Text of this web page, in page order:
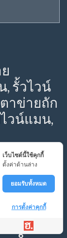
, รั้วไวน์
าข่ายถัก
วน์แมน,
เว็บไซต์นี้ใช้คุกกี้
ตั้งค่าด้านล่าง
ยอมรับทั้งหมด
การตั้งค่าคุกกี้